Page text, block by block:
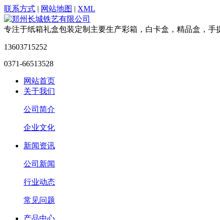
联系方式 | 网站地图 | XML
专注于纸箱礼盒包装定制 主要生产彩箱，白卡盒，精品盒，手
13603715252
0371-66513528
网站首页
关于我们
公司简介
企业文化
新闻资讯
公司新闻
行业动态
常见问题
产品中心